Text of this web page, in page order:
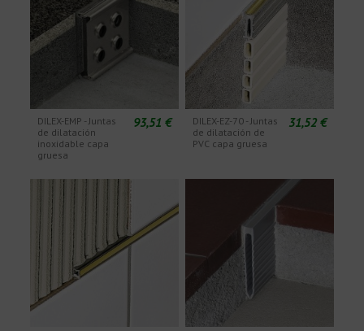
DILEX-EMP - Juntas
de dilatación
inoxidable capa
gruesa
93,51 €
DILEX-EZ-70 - Juntas
de dilatación de
PVC capa gruesa
31,52 €